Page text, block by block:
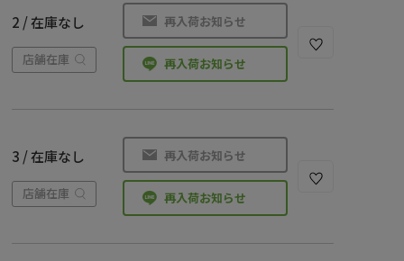
2 / 在庫なし
店舗在庫
再入荷お知らせ
再入荷お知らせ
3 / 在庫なし
店舗在庫
再入荷お知らせ
再入荷お知らせ